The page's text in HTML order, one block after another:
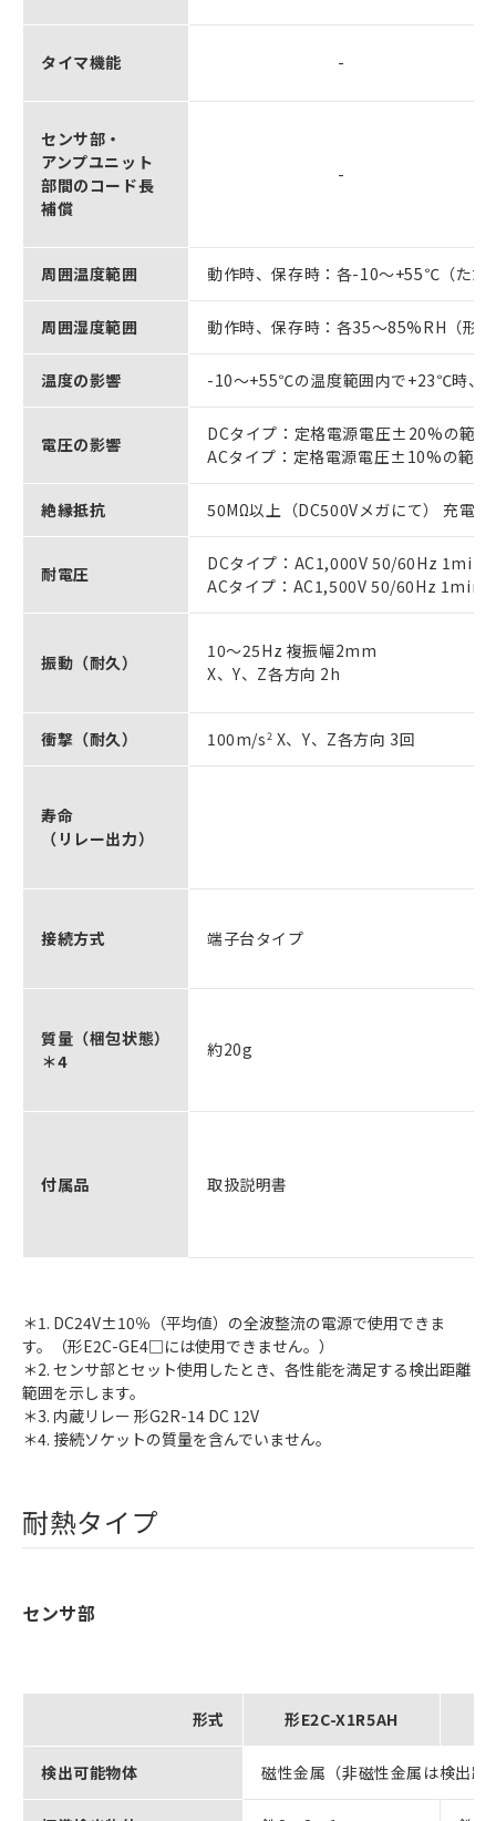
タイマ機能 -
センサ部・
アンプユニット
部間のコード長
補償
-
周囲温度範囲 動作時、保存時：各-10～+55℃（ただ
周囲湿度範囲 動作時、保存時：各35～85%RH（形
温度の影響 -10～+55℃の温度範囲内で+23℃時、
電圧の影響
DCタイプ：定格電源電圧±20%の範
ACタイプ：定格電源電圧±10%の範
絶縁抵抗 50MΩ以上（DC500Vメガにて） 充電
耐電圧
DCタイプ：AC1,000V 50/60Hz 1min
ACタイプ：AC1,500V 50/60Hz 1min
振動（耐久）
10～25Hz 複振幅2mm
X、Y、Z各方向 2h
衝撃（耐久） 100m/s2 X、Y、Z各方向 3回
寿命
（リレー出力）
接続方式 端子台タイプ
質量（梱包状態）
＊4
約20g
付属品 取扱説明書
＊1. DC24V±10％（平均値）の全波整流の電源で使用できま
す。（形E2C-GE4□には使用できません。）
＊2. センサ部とセット使用したとき、各性能を満足する検出距離
範囲を示します。
＊3. 内蔵リレー 形G2R-14 DC 12V
＊4. 接続ソケットの質量を含んでいません。
耐熱タイプ
センサ部
形式 形E2C-X1R5AH
検出可能物体 磁性金属（非磁性金属は検出